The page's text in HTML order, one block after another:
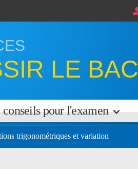
LE BAC
conseils pour l'examen
trigonométriques et variation